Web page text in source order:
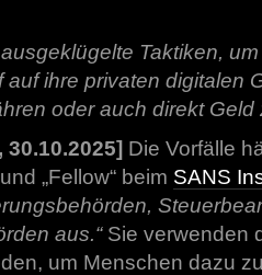
Taktiken,
auf ihre privaten digitalen
oder auch direkt Geld
Die Vorfälle
„Fellow“ beim SANS
aus.“Sie verwenden
um Menschen dazu